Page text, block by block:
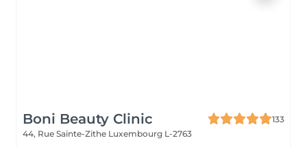
Boni Beauty Clinic
133
44, Rue Sainte-Zithe Luxembourg L-2763